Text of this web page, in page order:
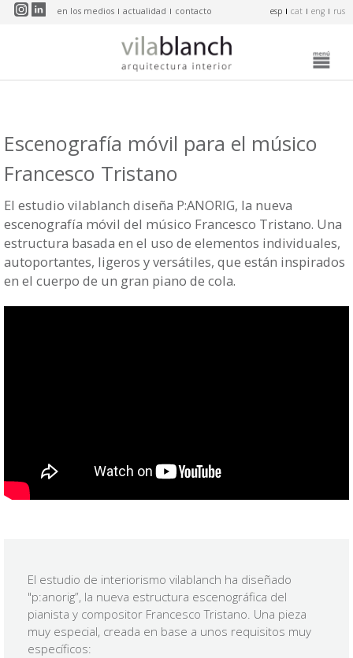
Pasar al contenido principal
en los medios actualidad contacto esp cat eng rus
Escenografía móvil para el músico
Francesco Tristano
El estudio vilablanch diseña P:ANORIG, la nueva
escenografía móvil del músico Francesco Tristano. Una
estructura basada en el uso de elementos individuales,
autoportantes, ligeros y versátiles, que están inspirados
en el cuerpo de un gran piano de cola.
El estudio de interiorismo vilablanch ha diseñado
"p:anorig”, la nueva estructura escenográfica del
pianista y compositor Francesco Tristano. Una pieza
muy especial, creada en base a unos requisitos muy
específicos: